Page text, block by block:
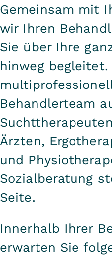
hinzuschauen,
schmerzhaft ist.
zu schauen, was
Verborgenen
Beziehungen und
Aber auch auf
Gefühle in der
aktuellen
Hier und Jetzt.
Zum anderen
erfolgreiche
Bereitschaft, neue
Die bisher
Gemeinsam mit
wir Ihren
Sie über Ihre
hinweg begleitet.
Behandlerteam
Ärzten,
und
Sozialberatung
Seite.
Innerhalb Ihrer
erwarten Sie